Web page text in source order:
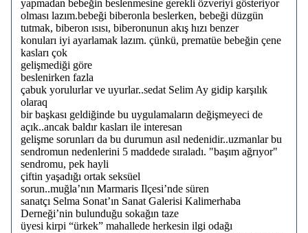
yapmadan bebeğin beslenmesine gerekli özveriyi gösteriyor
olması lazım.bebeği biberonla beslerken, bebeği düzgün
tutmak, biberon ısısı, biberonunun akış hızı benzer
konuları iyi ayarlamak lazım. çünkü, prematüe bebeğin çene
kasları çok
gelişmediği göre
beslenirken fazla
çabuk yorulurlar ve uyurlar..sedat Selim Ay gidip karşılık
olaraq
bir başkası geldiğinde bu uygulamaların değişmeyeci de
açık..ancak baldır kasları ile interesan
gelişme sorunları da bu durumun asıl nedenidir..uzmanlar bu
sendromun nedenlerini 5 maddede sıraladı. "başım ağrıyor"
sendromu, pek hayli
çiftin yaşadığı ortak seksüel
sorun..muğla’nın Marmaris Ilçesi’nde süren
sanatçı Selma Sonat’ın Sanat Galerisi Kalimerhaba
Derneği’nin bulunduğu sokağın taze
üyesi kirpi “ürkek” mahallede herkesin ilgi odağı